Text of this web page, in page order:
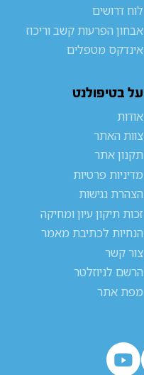
לוח דרושים
אבחון הפרעות קשב וריכוז
אינדקס מטפלים
על בטיפולנט
אודות
צוות האתר
תקנון אתר
מדיניות פרטיות
הצהרת נגישות
זכות תיקון עיון ומחיקה
הנחיות לכתיבת מאמר
צור קשר
הרשם לניוזלטר
מפת אתר